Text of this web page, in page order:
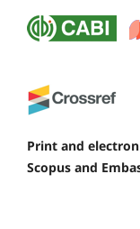
Print and
Scopus and